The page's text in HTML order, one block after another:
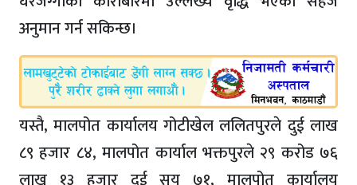
अनुमान गर्न सकिन्छ।
यस्तै, मालपोत कार्यालय गोटीखेल ललितपुरले दुई लाख
८९ हजार ८४, मालपोत कार्याल भक्तपुरले २९ करोड ७६